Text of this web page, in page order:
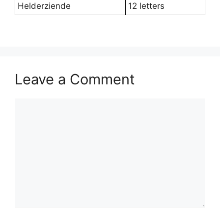
Helderziende
12 letters
Leave a Comment